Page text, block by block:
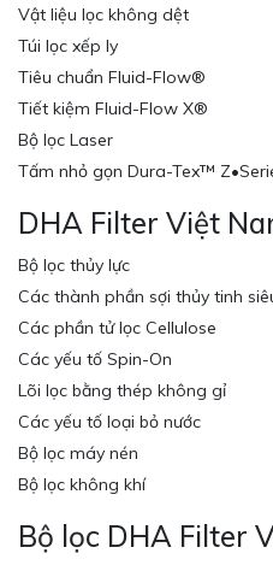
Vật liệu lọc không dệt
Túi lọc xếp ly
Tiêu chuẩn Fluid-Flow®
Tiết kiệm Fluid-Flow X®
Bộ lọc Laser
Tấm nhỏ gọn Dura-Tex™
DHA Filter Việt
Bộ lọc thủy lực
Các thành phần sợi thủy tinh
Các phần tử lọc Cellulose
Các yếu tố Spin-On
Lõi lọc bằng thép không gỉ
Các yếu tố loại bỏ nước
Bộ lọc máy nén
Bộ lọc không khí
Bộ lọc DHA Filter